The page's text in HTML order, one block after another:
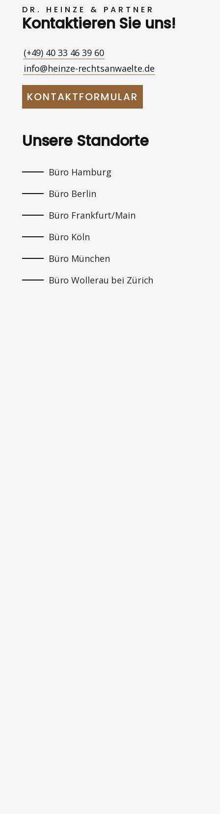
DR. HEINZE & PARTNER
Kontaktieren Sie uns!
(+49) 40 33 46 39 60
info@heinze-rechtsanwaelte.de
KONTAKTFORMULAR
Unsere Standorte
Büro Hamburg
Büro Berlin
Büro Frankfurt/Main
Büro Köln
Büro München
Büro Wollerau bei Zürich